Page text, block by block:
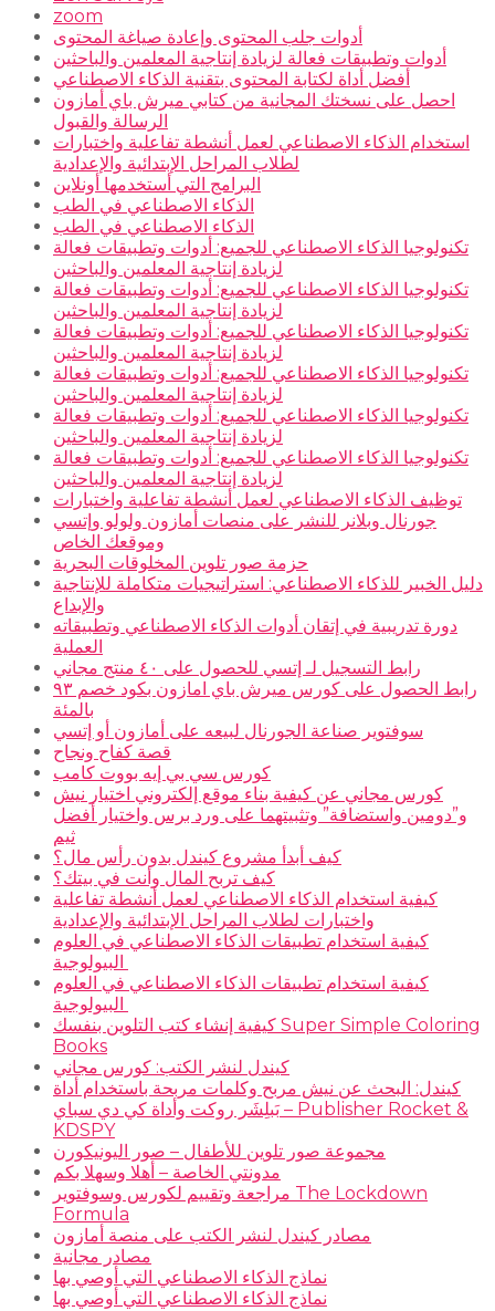
zoom
أدوات جلب المحتوى وإعادة صياغة المحتوى
أدوات وتطبيقات فعالة لزيادة إنتاجية المعلمين والباحثين
أفضل أداة لكتابة المحتوى بتقنية الذكاء الاصطناعي
احصل على نسختك المجانية من كتابي ميرش باي أمازون
الرسالة والقبول
استخدام الذكاء الاصطناعي لعمل أنشطة تفاعلية واختبارات
لطلاب المراحل الإبتدائية والإعدادية
البرامج التي أستخدمها أونلاين
الذكاء الاصطناعي في الطب
الذكاء الاصطناعي في الطب
تكنولوجيا الذكاء الاصطناعي للجميع: أدوات وتطبيقات فعالة
لزيادة إنتاجية المعلمين والباحثين
تكنولوجيا الذكاء الاصطناعي للجميع: أدوات وتطبيقات فعالة
لزيادة إنتاجية المعلمين والباحثين
تكنولوجيا الذكاء الاصطناعي للجميع: أدوات وتطبيقات فعالة
لزيادة إنتاجية المعلمين والباحثين
تكنولوجيا الذكاء الاصطناعي للجميع: أدوات وتطبيقات فعالة
لزيادة إنتاجية المعلمين والباحثين
تكنولوجيا الذكاء الاصطناعي للجميع: أدوات وتطبيقات فعالة
لزيادة إنتاجية المعلمين والباحثين
تكنولوجيا الذكاء الاصطناعي للجميع: أدوات وتطبيقات فعالة
لزيادة إنتاجية المعلمين والباحثين
توظيف الذكاء الاصطناعي لعمل أنشطة تفاعلية واختبارات
جورنال وبلانر للنشر على منصات أمازون ولولو وإتسي
وموقعك الخاص
حزمة صور تلوين المخلوقات البحرية
دليل الخبير للذكاء الاصطناعي: استراتيجيات متكاملة للإنتاجية
والإبداع
دورة تدريبية في إتقان أدوات الذكاء الاصطناعي وتطبيقاته
العملية
رابط التسجيل لـ إتسي للحصول على ٤٠ منتج مجاني
رابط الحصول على كورس ميرش باي امازون بكود خصم ٩٣
بالمئة
سوفتوير صناعة الجورنال لبيعه على أمازون أو إتسي
قصة كفاح ونجاح
كورس سي بي إيه بووت كامب
كورس مجاني عن كيفية بناء موقع إلكتروني اختيار نيش
و”دومين واستضافة” وتثبيتهما على ورد برس واختيار أفضل
ثيم
كيف أبدأ مشروع كيندل بدون رأس مال؟
كيف تربح المال وأنت في بيتك؟
كيفية استخدام الذكاء الاصطناعي لعمل أنشطة تفاعلية
واختبارات لطلاب المراحل الإبتدائية والإعدادية
كيفية استخدام تطبيقات الذكاء الاصطناعي في العلوم
كيفية استخدام تطبيقات الذكاء الاصطناعي في العلوم
كيفية إنشاء كتب التلوين بنفسك Super Simple Coloring
Books
كيندل لنشر الكتب: كورس مجاني
كيندل: البحث عن نيش مربح وكلمات مربحة باستخدام أداة
بَبلِشَر روكت وأداة كي دي سباي – Publisher Rocket &
KDSPY
مجموعة صور تلوين للأطفال – صور اليونيكورن
مدونتي الخاصة – أهلا وسهلا بكم
مراجعة وتقييم لكورس وسوفتوير The Lockdown
Formula
مصادر كيندل لنشر الكتب على منصة أمازون
مصادر مجانية
نماذج الذكاء الاصطناعي التي أوصي بها
نماذج الذكاء الاصطناعي التي أوصي بها